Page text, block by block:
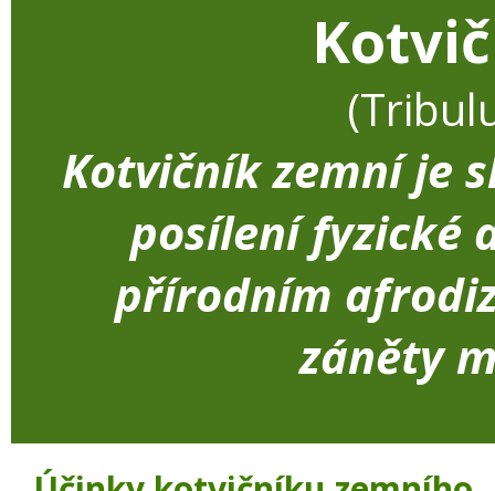
Kotvičník zemní je
posílení fyzické
přírodním
záněty